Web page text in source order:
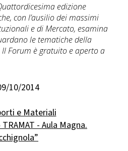
edizione
con l’ausilio dei massimi
e di Mercato, esamina
le tematiche della
Forum è gratuito e aperto a
10/2014
e Materiali
- Aula Magna.